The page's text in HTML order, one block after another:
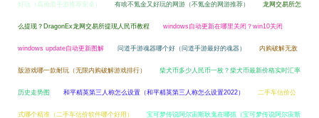
好玩（高画质手游推荐安卓） 有啥不氪金又好玩的网游（不氪金的网游推荐） 龙网交易所怎
么提现？DragonEx龙网交易所提现人民币教程 windows自动更新在哪里关闭？win10关闭
windows update自动更新图解 问道手游魂器哪个好（问道手游最好的魂器） 内购破解无敌
版游戏哪一款耐玩（无限内购破解游戏排行） 柴犬币多少人民币一枚？柴犬币最新价格实时汇率
历史走势图 和平精英第三人称怎么设置（和平精英第三人称怎么设置2022） 二手车估价公
式哪个精准（二手车估价软件哪个好用） 宝可梦传说阿尔宙斯耿鬼在哪抓（宝可梦传说阿尔宙斯